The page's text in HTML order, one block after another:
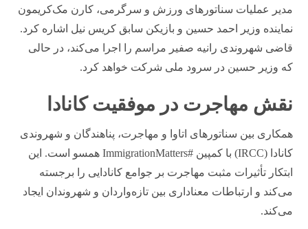
مدیر عملیات سناتورهای ورزش و سرگرمی، کارن مک‌کریمون
نماینده وزیر احمد حسین و بازیکن سابق کریس نیل اشاره کرد.
قاضی شهروندی رانیه صفیر مراسم را اجرا می‌کند، در حالی
که وزیر حسین در سرود ملی شرکت خواهد کرد.
نقش مهاجرت در موفقیت کانادا
همکاری بین سناتورهای اتاوا و مهاجرت، پناهندگان و شهروندی
کانادا (IRCC) با کمپین #ImmigrationMatters همسو است. این
ابتکار تأثیرات مثبت مهاجرت بر جوامع کانادایی را برجسته
می‌کند و ارتباطات معناداری بین تازه‌واردان و شهروندان ایجاد
می‌کند.